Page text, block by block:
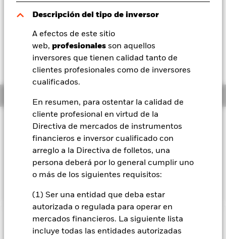
Descripción del tipo de inversor
A efectos de este sitio
web, profesionales son aquellos
inversores que tienen calidad tanto de
clientes profesionales como de inversores
cualificados.
En resumen, para ostentar la calidad de
cliente profesional en virtud de la
Directiva de mercados de instrumentos
financieros e inversor cualificado con
arreglo a la Directiva de folletos, una
persona deberá por lo general cumplir uno
o más de los siguientes requisitos:
(1) Ser una entidad que deba estar
autorizada o regulada para operar en
mercados financieros. La siguiente lista
incluye todas las entidades autorizadas
España
Change location
BlackRock
iShares
Nuestra compañía
EUR 0,05 (0,70%)
11,53%
Filosofía de inversión
El Fondo tiene por objetivo obtener una rentabilidad de su
inversión, a través de una combinación de revalorización del
rentabilidad total neta del MSCI USA Index, el índice de
referencia del Fondo (Índice).
INFORMACIÓN IMPORTANTE: Capital en Riesgo.
de las inversiones y los ingresos derivados de ellas pueden